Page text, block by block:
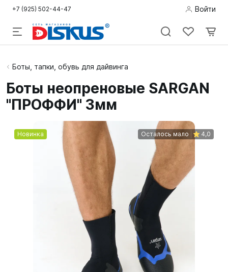
+7 (925) 502-44-47 Войти
Подводная
Дайвинг
Снорклинг /
Пляж
Фридайвинг
Боты, тапки, обувь для дайвинга
Боты неопреновые SARGAN
"ПРОФФИ" 3мм
Новинка Осталось мало 4,0